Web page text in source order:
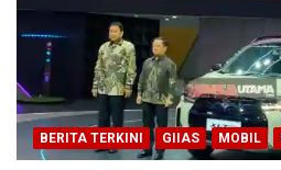
BERITA TERKINI GIIAS MOBIL